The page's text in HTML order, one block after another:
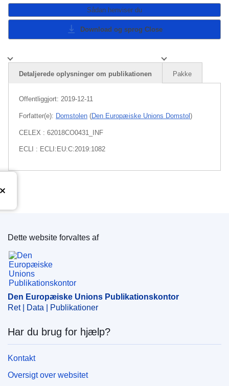
Sådan henviser du
Download og sprog Close
Detaljerede oplysninger om publikationen Pakke
Offentliggjort: 2019-12-11
Forfatter(e): Domstolen (Den Europæiske Unions Domstol )
CELEX : 62018CO0431_INF
ECLI : ECLI:EU:C:2019:1082
Den Europæiske Unions Publikationskontor
Dette website forvaltes af
Den Europæiske Unions Publikationskontor
Ret | Data | Publikationer
Har du brug for hjælp?
Kontakt
Oversigt over websitet